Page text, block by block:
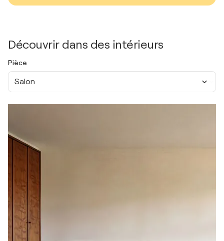
Découvrir dans des intérieurs
Pièce
Salon